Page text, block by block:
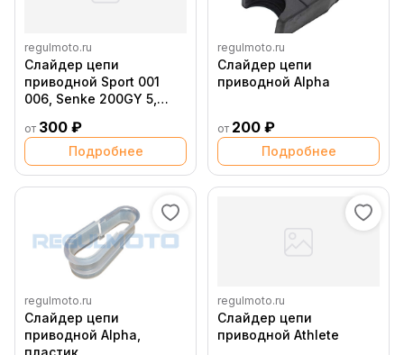
regulmoto.ru
Слайдер цепи
приводной Sport 001
006, Senke 200GY 5,
от 300 ₽
Подробнее
regulmoto.ru
Слайдер цепи
приводной Alpha
от 200 ₽
Подробнее
regulmoto.ru
Слайдер цепи
приводной Alpha,
regulmoto.ru
Слайдер цепи
приводной Athlete